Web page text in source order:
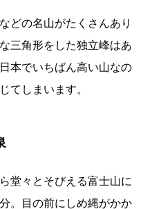
どの名山がたくさんあり
三角形をした独立峰はあ
本でいちばん高い山なの
てしまいます。
堂々とそびえる富士山に
。目の前にしめ縄がかか